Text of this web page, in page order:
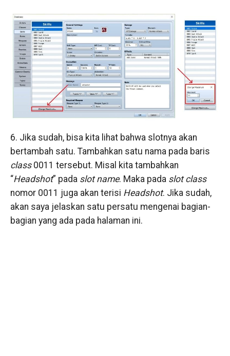
6. Jika sudah, bisa kita lihat bahwa slotnya akan
bertambah satu. Tambahkan satu nama pada baris
class0011 tersebut. Misal kita tambahkan
“Headshot” pada slot name. Maka pada slot class
nomor 0011 juga akan terisi Headshot. Jika sudah,
akan saya jelaskan satu persatu mengenai bagian-
bagian yang ada pada halaman ini.